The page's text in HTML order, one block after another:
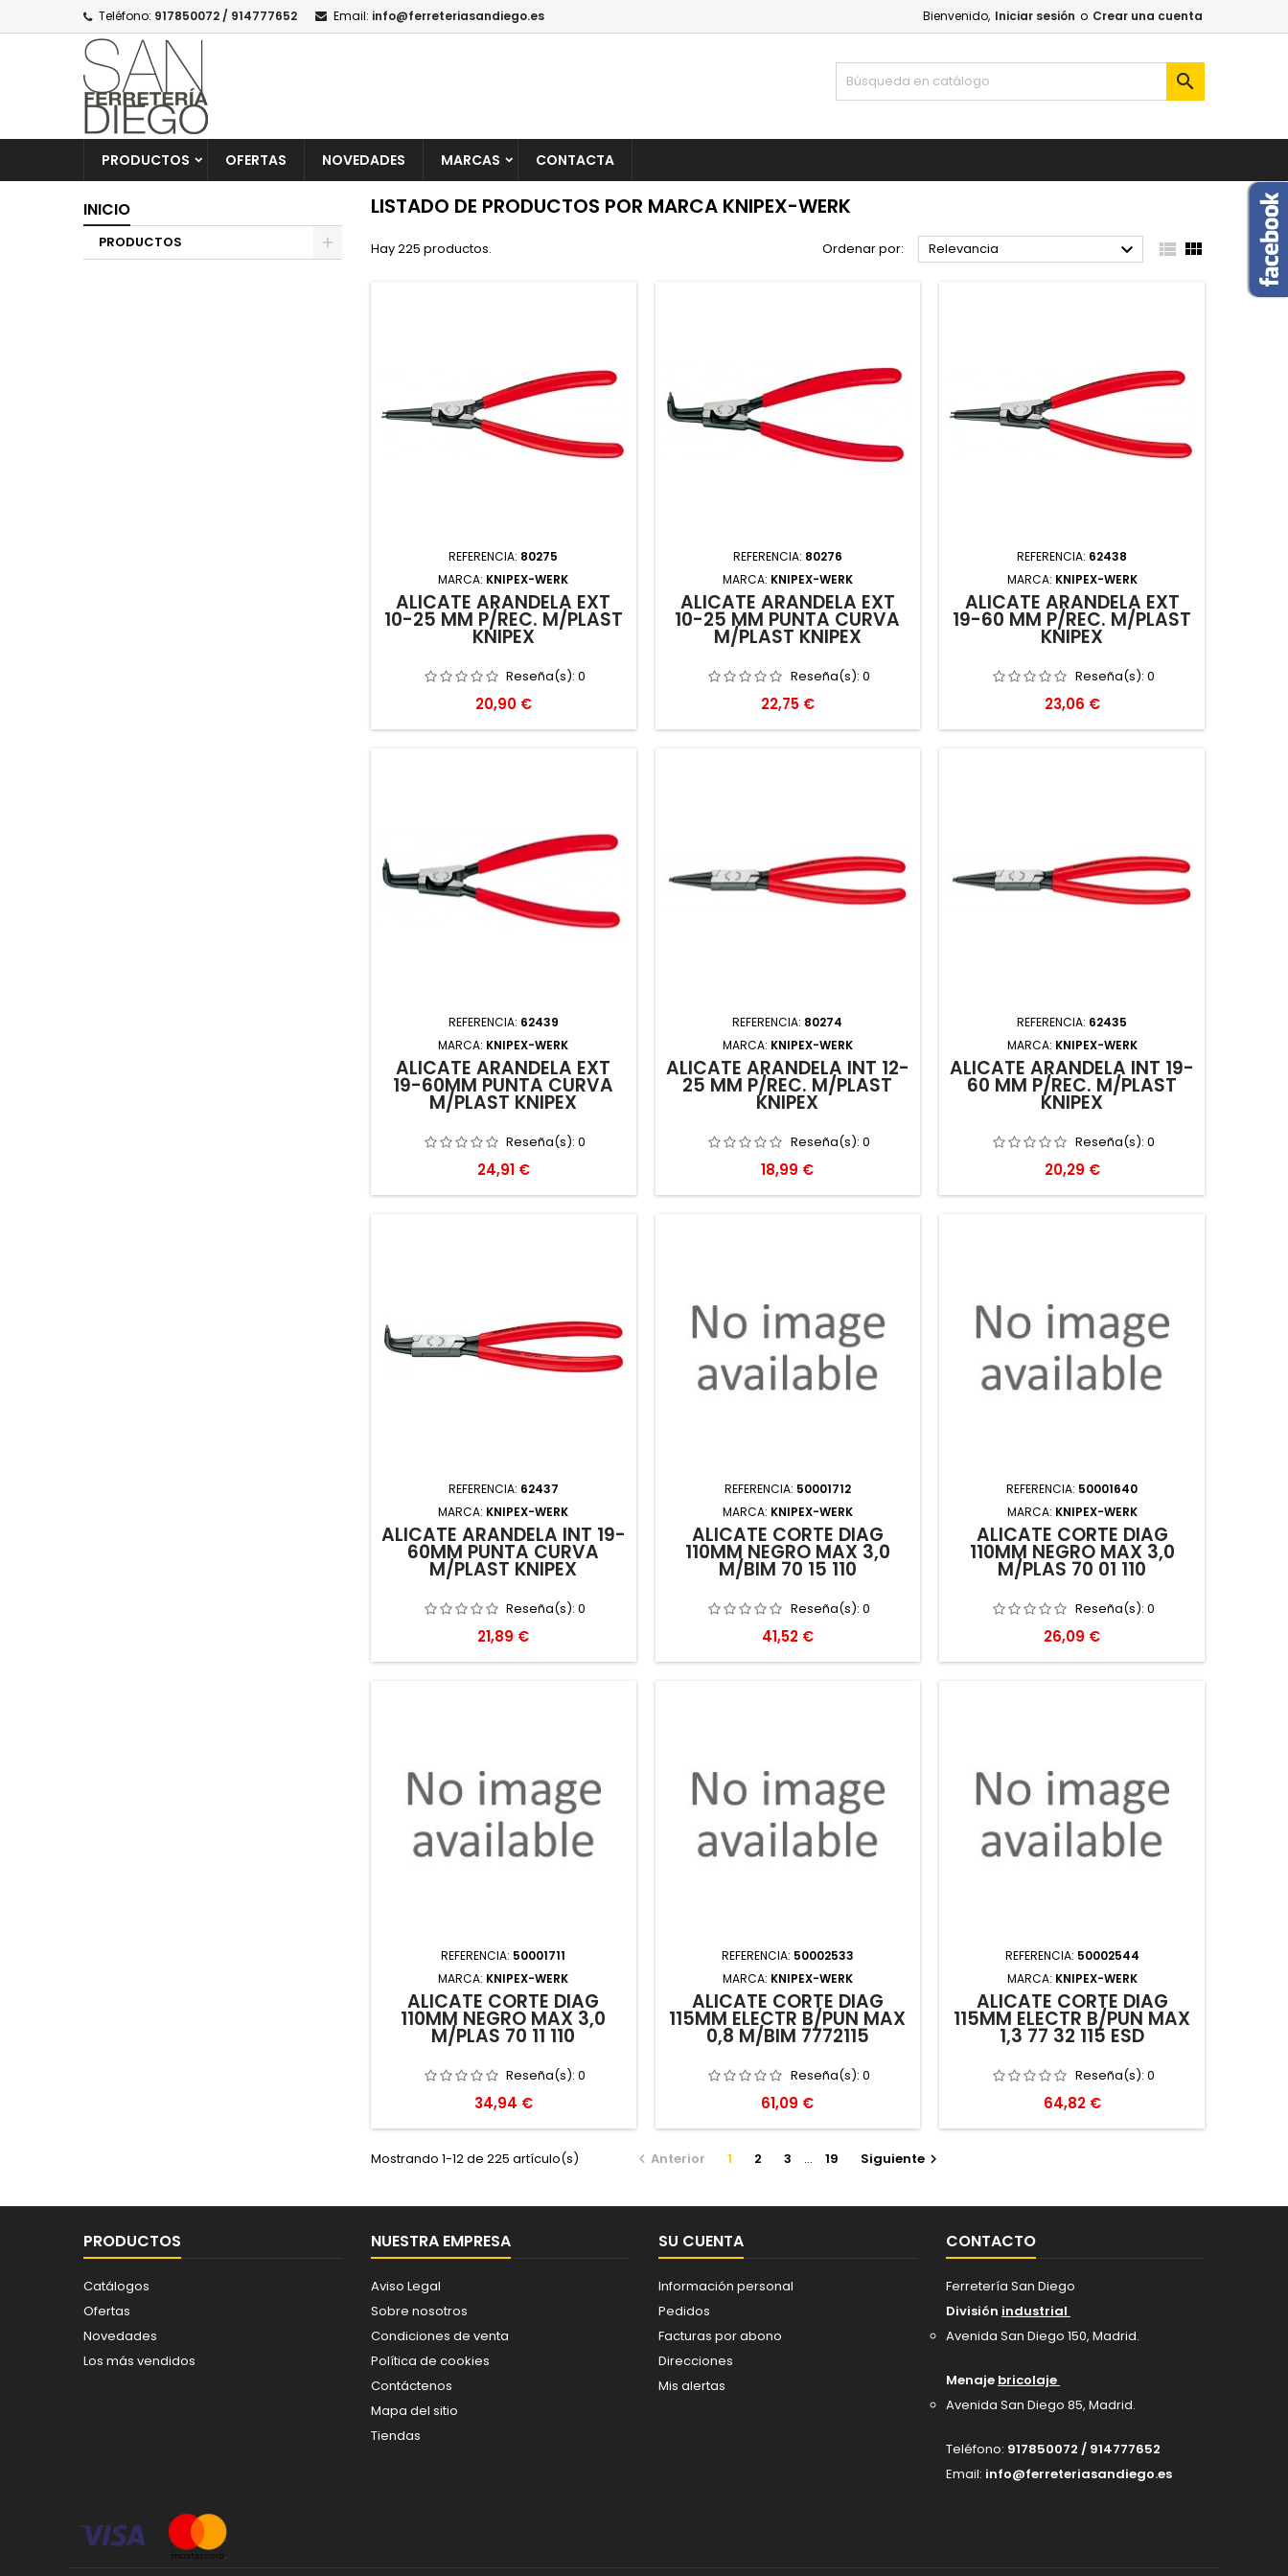
Teléfono: 917850072 / 914777652 Email: info@ferreteriasandiego.es Bienvenido, Iniciar sesión o Crear una cuenta

PRODUCTOS OFERTAS NOVEDADES MARCAS CONTACTA
INICIO
PRODUCTOS
LISTADO DE PRODUCTOS POR MARCA KNIPEX-WERK
Hay 225 productos. Ordenar por: Relevancia   
REFERENCIA: 80275
MARCA: KNIPEX-WERK
ALICATE ARANDELA EXT
10-25 MM P/REC. M/PLAST
KNIPEX
Reseña(s):0
Precio
20,90 €
REFERENCIA: 80276
MARCA: KNIPEX-WERK
ALICATE ARANDELA EXT
10-25 MM PUNTA CURVA
M/PLAST KNIPEX
Reseña(s): 0
Precio
22,75 €
REFERENCIA: 62438
MARCA: KNIPEX-WERK
ALICATE ARANDELA EXT
19-60 MM P/REC. M/PLAST
KNIPEX
Reseña(s): 0
Precio
23,06 €
REFERENCIA: 62439
MARCA: KNIPEX-WERK
ALICATE ARANDELA EXT
19-60MM PUNTA CURVA
M/PLAST KNIPEX
Reseña(s):0
Precio
24,91 €
REFERENCIA: 80274
MARCA: KNIPEX-WERK
ALICATE ARANDELA INT 12-
25 MM P/REC. M/PLAST
KNIPEX
Reseña(s): 0
Precio
18,99 €
REFERENCIA: 62435
MARCA: KNIPEX-WERK
ALICATE ARANDELA INT 19-
60 MM P/REC. M/PLAST
KNIPEX
Reseña(s): 0
Precio
20,29 €
REFERENCIA: 62437
MARCA: KNIPEX-WERK
ALICATE ARANDELA INT 19-
60MM PUNTA CURVA
M/PLAST KNIPEX
Reseña(s):0
Precio
21,89 €
REFERENCIA: 50001712
MARCA: KNIPEX-WERK
ALICATE CORTE DIAG
110MM NEGRO MAX 3,0
M/BIM 70 15 110
Reseña(s): 0
Precio
41,52 €
REFERENCIA: 50001640
MARCA: KNIPEX-WERK
ALICATE CORTE DIAG
110MM NEGRO MAX 3,0
M/PLAS 70 01 110
Reseña(s): 0
Precio
26,09 €
REFERENCIA: 50001711
MARCA: KNIPEX-WERK
ALICATE CORTE DIAG
110MM NEGRO MAX 3,0
M/PLAS 70 11 110
Reseña(s):0
Precio
34,94 €
REFERENCIA: 50002533
MARCA: KNIPEX-WERK
ALICATE CORTE DIAG
115MM ELECTR B/PUN MAX
0,8 M/BIM 7772115
Reseña(s): 0
Precio
61,09 €
REFERENCIA: 50002544
MARCA: KNIPEX-WERK
ALICATE CORTE DIAG
115MM ELECTR B/PUN MAX
1,3 77 32 115 ESD
Reseña(s): 0
Precio
64,82 €
Mostrando 1-12 de 225 artículo(s)  Anterior 1 2 3 … 19 Siguiente 
PRODUCTOS
Catálogos
Ofertas
Novedades
Los más vendidos
NUESTRA EMPRESA
Aviso Legal
Sobre nosotros
Condiciones de venta
Política de cookies
Contáctenos
Mapa del sitio
Tiendas
SU CUENTA
Información personal
Pedidos
Facturas por abono
Direcciones
Mis alertas
CONTACTO
Ferretería San Diego
División industrial
Avenida San Diego 150, Madrid.
Menaje bricolaje
Avenida San Diego 85, Madrid.
Teléfono: 917850072 / 914777652
Email: info@ferreteriasandiego.es